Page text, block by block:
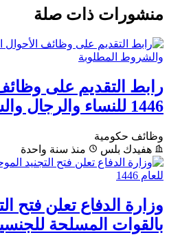
منشورات ذات صلة
رابط التقديم على
1446 للنساء والرجال والشروط المطلوبة
وظائف حكومية
هفيدك بلس
منذ سنة واحدة
وزارة الدفاع تعلن فتح
بالقوات المسلحة للجنسين